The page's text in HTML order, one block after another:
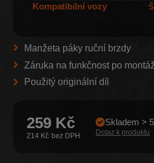
Kompatibilní vozy
Manžeta páky ruční brzdy
Záruka na funkčnost po
Použitý originální díl
259 Kč
214 Kč
Skladem >
Dotaz k produktu